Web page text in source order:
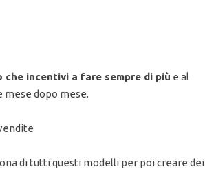
incentivi a fare sempre di più e al
dopo mese.
di tutti questi modelli per poi creare dei